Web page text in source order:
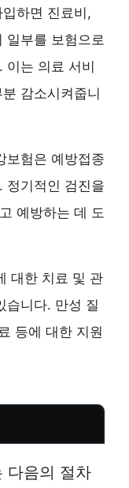
하면 진료비,
일부를 보험으로
이는 의료 서비
감소시켜줍니
보험은 예방접종
정기적인 검진을
예방하는 데 도
대한 치료 및 관
습니다. 만성 질
등에 대한 지원
다음의 절차